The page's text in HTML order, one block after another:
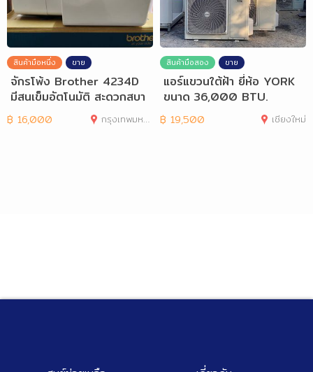
สินค้ามือหนึ่ง ขาย
จักรโพ้ง Brother 4234D
มีสนเข็มอัตโนมัติ สะดวกสบา
ย
฿ 16,000 กรุงเทพมหานคร
สินค้ามือสอง ขาย
แอร์แขวนใต้ฝ้า ยี่ห้อ YORK
ขนาด 36,000 BTU.
฿ 19,500 เชียงใหม่